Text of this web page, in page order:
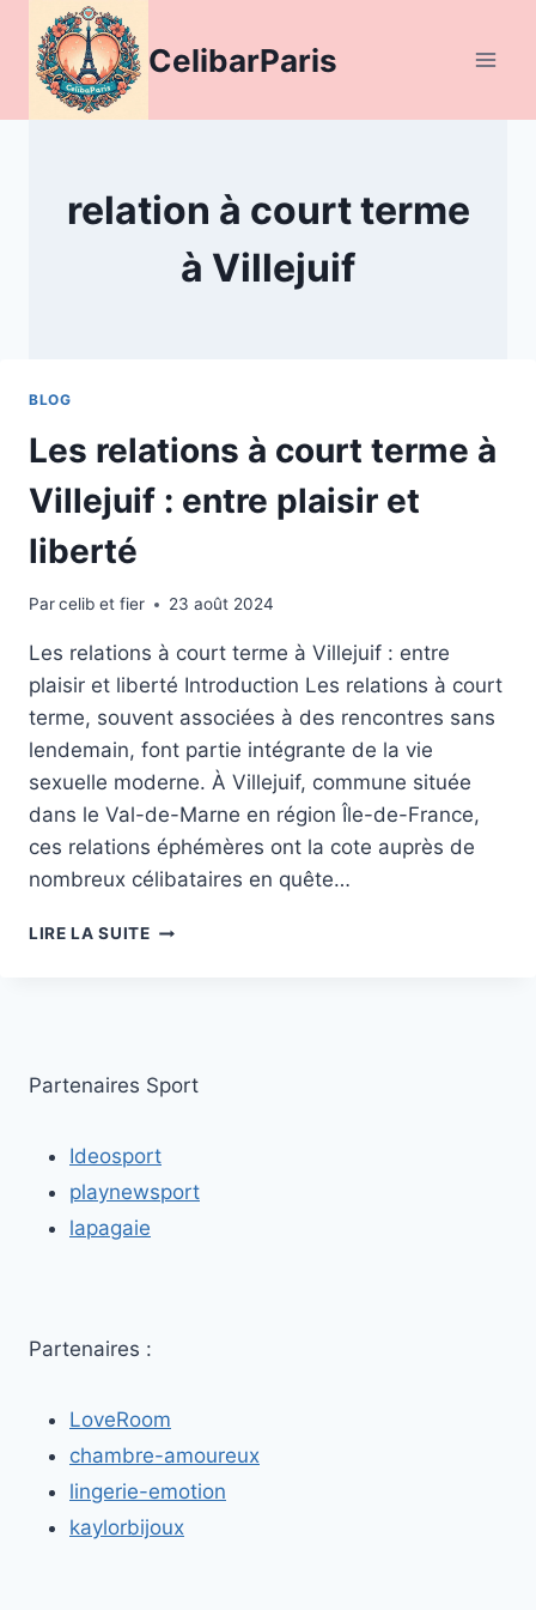
contenu
CelibarParis
relation à court terme
à Villejuif
BLOG
Les relations à court terme à
Villejuif : entre plaisir et
liberté
Parcelib et fier 23 août 2024
Les relations à court terme à Villejuif : entre
plaisir et liberté Introduction Les relations à court
terme, souvent associées à des rencontres sans
lendemain, font partie intégrante de la vie
sexuelle moderne. À Villejuif, commune située
dans le Val-de-Marne en région Île-de-France,
ces relations éphémères ont la cote auprès de
nombreux célibataires en quête…
LIRE LA SUITELES
VILLEJUIF
PLAISIR
LIBERTÉ
Partenaires Sport
Ideosport
playnewsport
lapagaie
Partenaires :
LoveRoom
chambre-amoureux
lingerie-emotion
kaylorbijoux